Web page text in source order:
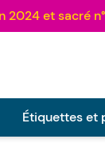
Étiquettes et